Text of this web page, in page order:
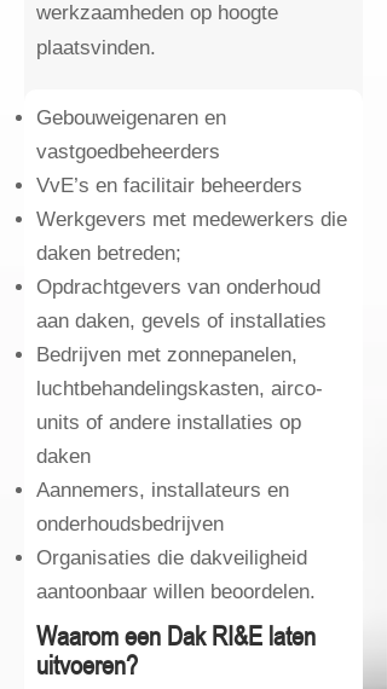
werkzaamheden op hoogte
plaatsvinden.
​Gebouweigenaren en
vastgoedbeheerders
VvE’s en facilitair beheerders
Werkgevers met medewerkers die
daken betreden;
Opdrachtgevers van onderhoud
aan daken, gevels of installaties
Bedrijven met zonnepanelen,
luchtbehandelingskasten, airco-
units of andere installaties op
daken
Aannemers, installateurs en
onderhoudsbedrijven
Organisaties die dakveiligheid
aantoonbaar willen beoordelen.
Waarom een Dak RI&E laten
uitvoeren?